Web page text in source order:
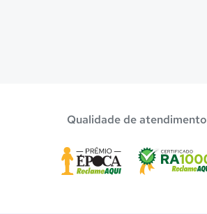
Qualidade de atendimento